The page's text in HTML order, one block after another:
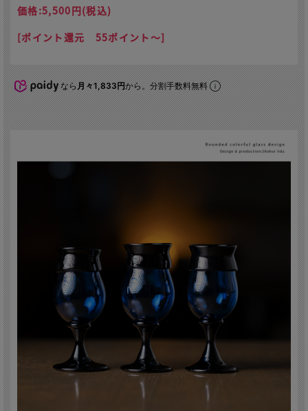
価格:5,500円(税込)
[ポイント還元 55ポイント～]
なら月々1,833円から。分割手数料無料